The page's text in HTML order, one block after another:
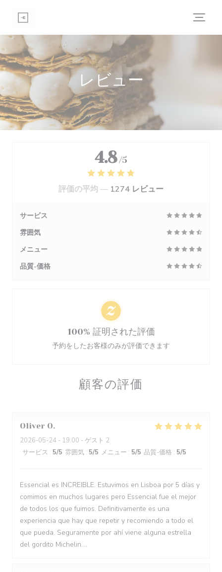
レビュー
顧客の評価
Oliver O
2026-05-24 - 19:00 - ゲスト 2
サービス : 5/5 雰囲気 : 5/5 メニュー : 5/5 品質-価格 : 5/5
Essencial es INCREIBLE. Estuvimos en Lisboa por 5 días y
comimos en muchos lugares pero Essencial fue el mejor
de todos los que fuimos. Definitivamente es una
experiencia que hay que repetir y recomiendo a todo el
que pueda. Seguramente por ahí viene alguna estrella
del gordito Michelin....
4.8 /5
評価の平均 — 1274 レビュー
サービス
雰囲気
メニュー
品質-価格
100% 証明された評価
予約をしたお客様のみが評価できます